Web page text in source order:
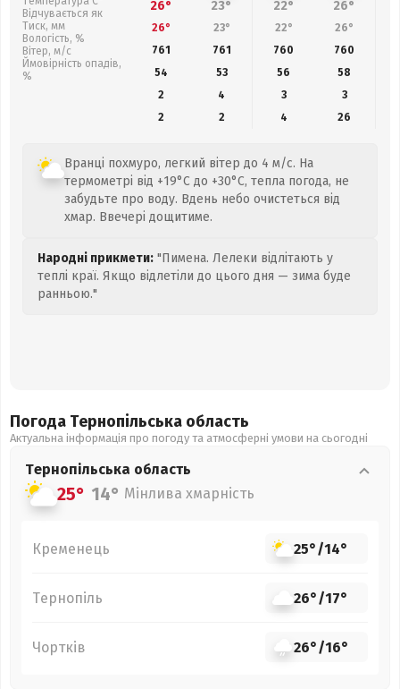
Відчувається як
Тиск, мм
Вологість, %
Вітер, м/с
Ймовірність опадів,
%
26° 23° 22° 26°
26° 23° 22° 26°
761
761 760 760
54
53 56 58
2
4 3
3
2
2 4 26
Вранці похмуро, легкий вітер до 4 м/с. На
термометрі від +19°C до +30°C, тепла погода, не
забудьте про воду. Вдень небо очистеться від
хмар. Ввечері дощитиме.
Народні прикмети: "Пимена. Лелеки відлітають у
теплі краї. Якщо відлетіли до цього дня — зима буде
ранньою."
Погода Тернопільська область
Актуальна інформація про погоду та атмосферні умови на сьогодні
Тернопільська область
25° 14° Мінлива хмарність
Кременець 25°/14°
Тернопіль 26°/17°
Чортків 26°/16°